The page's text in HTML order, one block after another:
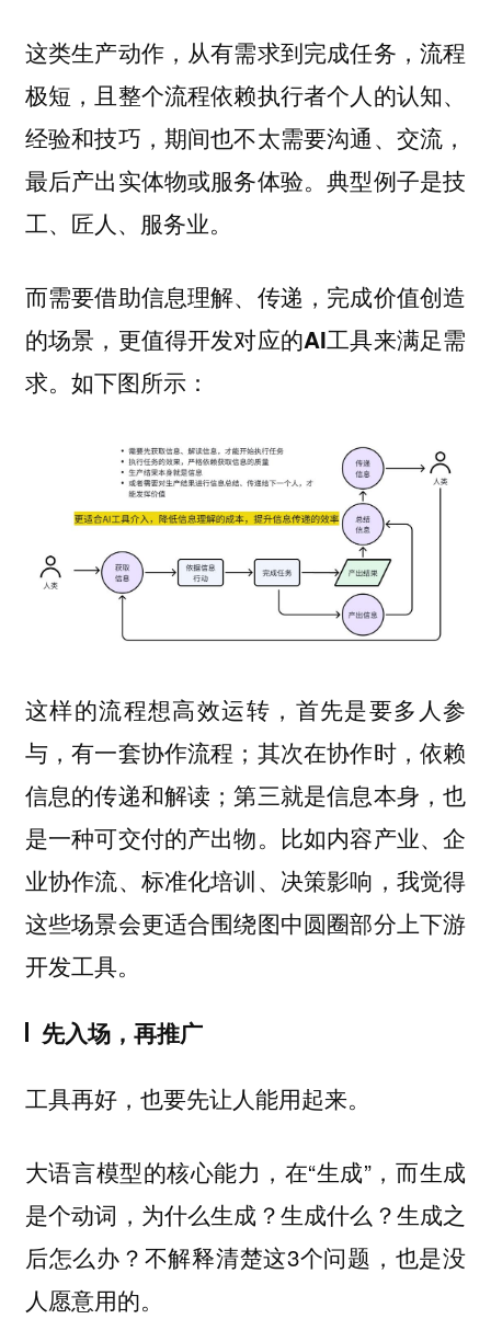
这类生产动作，从有需求到完成任务，流程
极短，且整个流程依赖执行者个人的认知、
经验和技巧，期间也不太需要沟通、交流，
最后产出实体物或服务体验。典型例子是技
工、匠人、服务业。
而需要借助信息理解、传递，完成价值创造
的场景，更值得开发对应的AI工具来满足需
求。 如下图所示：
这样的流程想高效运转，首先是要多人参
与，有一套协作流程；其次在协作时，依赖
信息的传递和解读；第三就是信息本身，也
是一种可交付的产出物。比如内容产业、企
业协作流、标准化培训、决策影响 ，我觉得
这些场景会更适合围绕图中圆圈部分上下游
开发工具。
先入场，再推广
工具再好，也要先让人能用起来。
大语言模型的核心能力，在“生成”，而生成
是个动词，为什么生成？生成什么？生成之
后怎么办？不解释清楚这3个问题，也是没
人愿意用的。